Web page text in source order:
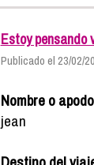
Estoy pensando
Publicado el 23/02/
Nombre o
jean